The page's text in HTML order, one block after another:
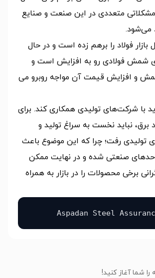
مشکلاتی متعددی در این صنعت و صنایع
می‌شود.
فولاد را برهم زده است و در حال
شمش فولادی رو به افزایش است و
شمش و افزایش قیمت آن مواجه روبرو می
با شرکت‌های تولیدی همکاری کند. برای
نباید نخست به سراغ تولید و
تولیدی رفت؛ چرا که این موضوع باعث
صنعتی شده و در نهایت ممکن
برخی محصولات را در بازار به همراه
Aspadan Steel
را شما آغاز کنید!